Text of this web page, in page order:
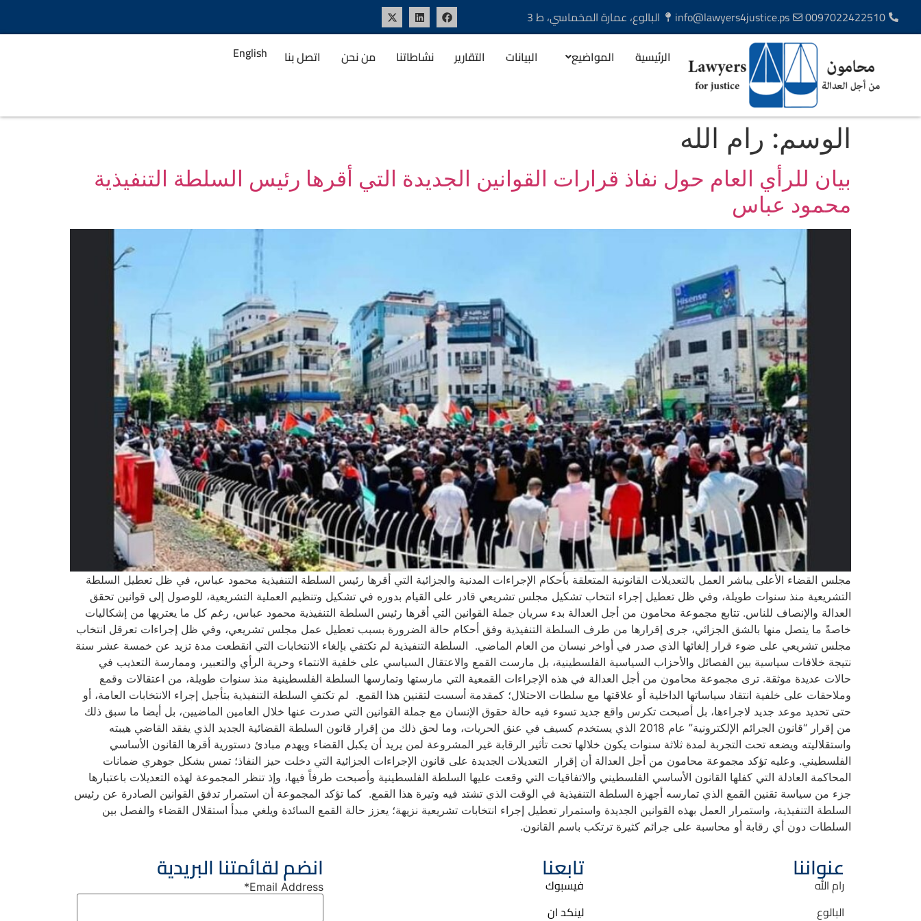
0097022422510
info@lawyers4justice.ps
البالوع، عمارة المخماسي، ط 3
الرئيسية
المواضيع البيانات التقارير نشاطاتنا من نحن اتصل بنا English
الوسم: رام الله
بيان للرأي العام حول نفاذ قرارات القوانين الجديدة التي أقرها رئيس السلطة التنفيذية
محمود عباس
مجلس القضاء الأعلى يباشر العمل بالتعديلات القانونية المتعلقة بأحكام الإجراءات المدنية والجزائية التي أقرها رئيس السلطة التنفيذية محمود عباس، في ظل تعطيل السلطة
التشريعية منذ سنوات طويلة، وفي ظل تعطيل إجراء انتخاب تشكيل مجلس تشريعي قادر على القيام بدوره في تشكيل وتنظيم العملية التشريعية، للوصول إلى قوانين تحقق
العدالة والإنصاف للناس. تتابع مجموعة محامون من أجل العدالة بدء سريان جملة القوانين التي أقرها رئيس السلطة التنفيذية محمود عباس، رغم كل ما يعتريها من إشكاليات
خاصةً ما يتصل منها بالشق الجزائي، جرى إقرارها من طرف السلطة التنفيذية وفق أحكام حالة الضرورة بسبب تعطيل عمل مجلس تشريعي، وفي ظل إجراءات تعرقل انتخاب
مجلس تشريعي على ضوء قرار إلغائها الذي صدر في أواخر نيسان من العام الماضي. السلطة التنفيذية لم تكتفي بإلغاء الانتخابات التي انقطعت مدة تزيد عن خمسة عشر سنة
نتيجة خلافات سياسية بين الفصائل والأحزاب السياسية الفلسطينية، بل مارست القمع والاعتقال السياسي على خلفية الانتماء وحرية الرأي والتعبير، وممارسة التعذيب في
حالات عديدة موثقة. ترى مجموعة محامون من أجل العدالة في هذه الإجراءات القمعية التي مارستها وتمارسها السلطة الفلسطينية منذ سنوات طويلة، من اعتقالات وقمع
وملاحقات على خلفية انتقاد سياساتها الداخلية أو علاقتها مع سلطات الاحتلال؛ كمقدمة أسست لتقنين هذا القمع. لم تكتفِ السلطة التنفيذية بتأجيل إجراء الانتخابات العامة، أو
حتى تحديد موعد جديد لاجراءها، بل أصبحت تكرس واقع جديد تسوء فيه حالة حقوق الإنسان مع جملة القوانين التي صدرت عنها خلال العامين الماضيين، بل أيضا ما سبق ذلك
من إقرار “قانون الجرائم الإلكترونية” عام 2018 الذي يستخدم كسيف في عنق الحريات، وما لحق ذلك من إقرار قانون السلطة القضائية الجديد الذي يفقد القاضي هيبته
واستقلاليته ويضعه تحت التجربة لمدة ثلاثة سنوات يكون خلالها تحت تأثير الرقابة غير المشروعة لمن يريد أن يكبل القضاء ويهدم مبادئ دستورية أقرها القانون الأساسي
الفلسطيني. وعليه تؤكد مجموعة محامون من أجل العدالة أن إقرار التعديلات الجديدة على قانون الإجراءات الجزائية التي دخلت حيز النفاذ؛ تمس بشكل جوهري ضمانات
المحاكمة العادلة التي كفلها القانون الأساسي الفلسطيني والاتفاقيات التي وقعت عليها السلطة الفلسطينية وأصبحت طرفاً فيها، وإذ تنظر المجموعة لهذه التعديلات باعتبارها
جزء من سياسة تقنين القمع الذي تمارسه أجهزة السلطة التنفيذية في الوقت الذي تشتد فيه وتيرة هذا القمع. كما تؤكد المجموعة أن استمرار تدفق القوانين الصادرة عن رئيس
السلطة التنفيذية، واستمرار العمل بهذه القوانين الجديدة واستمرار تعطيل إجراء انتخابات تشريعية نزيهة؛ يعزز حالة القمع السائدة ويلغي مبدأ استقلال القضاء والفصل بين
السلطات دون أي رقابة أو محاسبة على جرائم كثيرة ترتكب باسم القانون.
عنواننا
رام الله
البالوع
تابعنا
فيسبوك
لينكد ان
انضم لقائمتنا البريدية
Email Address
*